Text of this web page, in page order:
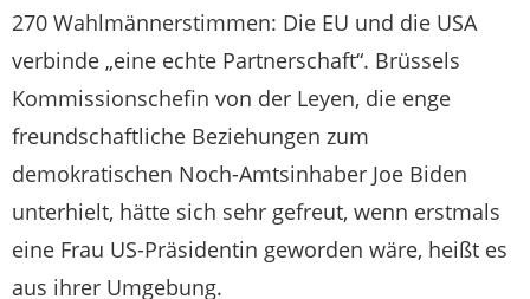
270 Wahlmännerstimmen: Die EU und die USA
verbinde „eine echte Partnerschaft“. Brüssels
Kommissionschefin von der Leyen, die enge
freundschaftliche Beziehungen zum
demokratischen Noch-Amtsinhaber Joe Biden
unterhielt, hätte sich sehr gefreut, wenn erstmals
eine Frau US-Präsidentin geworden wäre, heißt es
aus ihrer Umgebung.